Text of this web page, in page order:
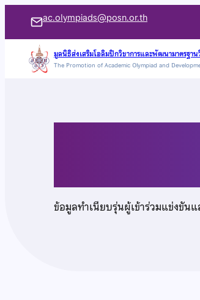
เนื้อหา
ac.olympiads@posn.or.th
มูลนิธิส่งเสริมโอลิมปิกวิชาการและพัฒนามาตรฐา
The Promotion of Academic Olympiad and
ข้อมูลทำเนียบรุ่นผู้เข้าร่วมแข่งขัน